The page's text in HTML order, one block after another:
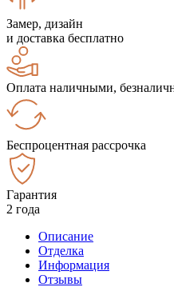
Замер, дизайн
и доставка бесплатно
Оплата наличными,
Беспроцентная рассрочка
Гарантия
2 года
Описание
Отделка
Информация
Отзывы